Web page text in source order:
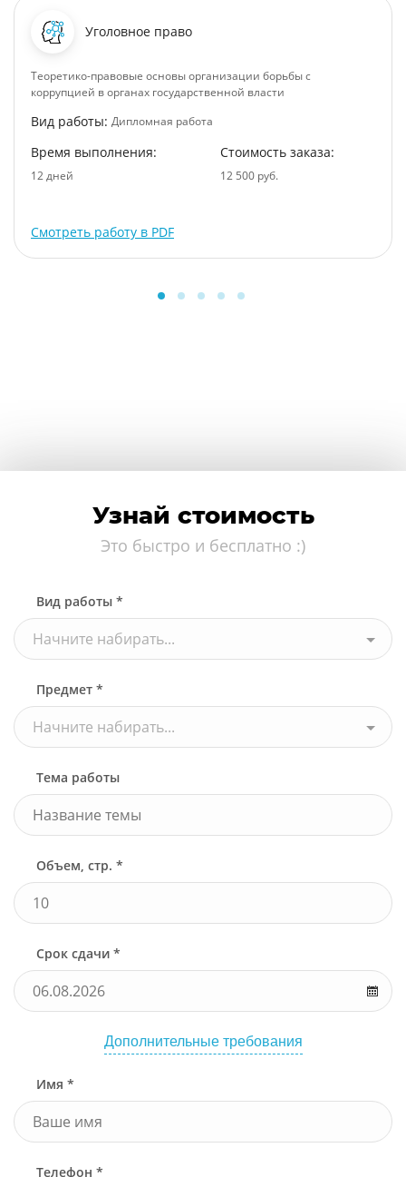
Уголовное право
Теоретико-правовые основы организации борьбы с
коррупцией в органах государственной власти
Вид работы: Дипломная работа
Время выполнения:
12 дней
Стоимость заказа:
12 500 руб.
Смотреть работу в PDF
Узнай стоимость
Это быстро и бесплатно :)
Вид работы *
Начните набирать...
Предмет *
Начните набирать...
Тема работы
Объем, стр. *
Срок сдачи *
Дополнительные требования
Имя *
Телефон *